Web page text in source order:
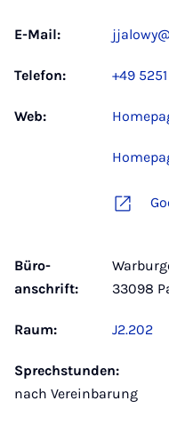
E-Mail:
Telefon: +49
Web:
Büro­
anschrift:
33098
Raum: J2.202
Sprechstunden:
nach Vereinbarung